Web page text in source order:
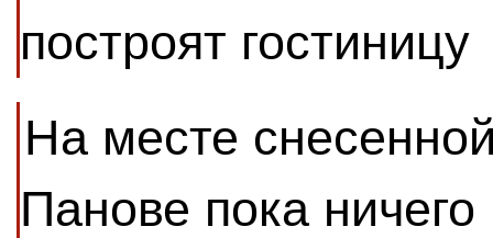
построят гостиницу
На месте
Панове пока ничего